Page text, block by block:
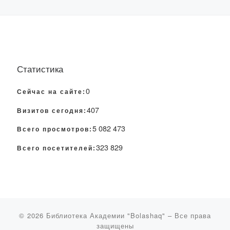
Статистика
Сейчас на сайте: 0
Визитов сегодня: 407
Всего просмотров: 5 082 473
Всего посетителей: 323 829
© 2026 Библиотека Академии "Bolashaq" – Все права
защищены